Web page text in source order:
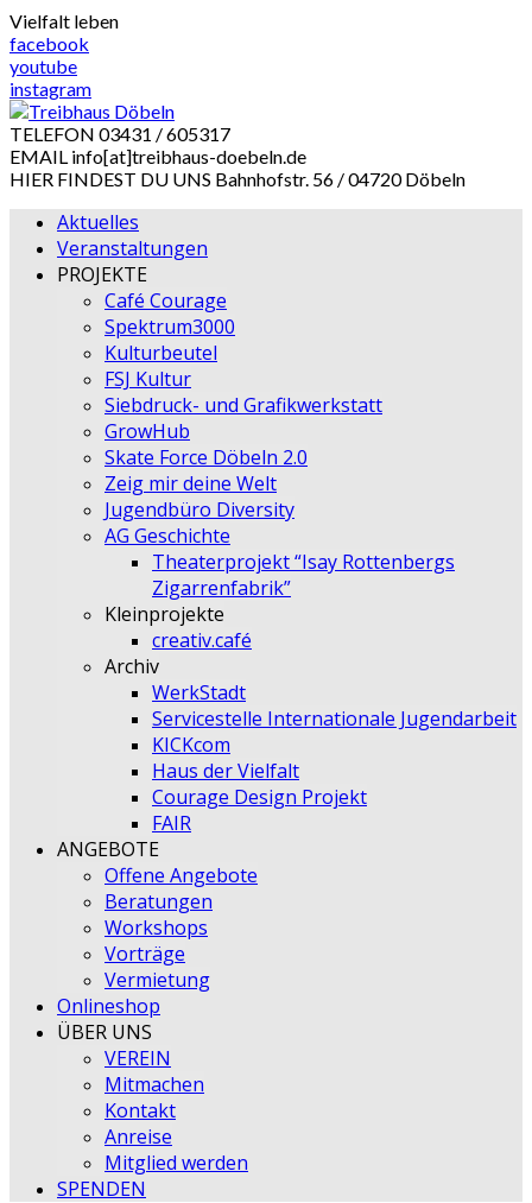
Skip
to
content
Vielfalt leben
facebook
youtube
instagram
TELEFON 03431 / 605317
EMAIL info[at]treibhaus-doebeln.de
HIER FINDEST DU UNS Bahnhofstr. 56 / 04720 Döbeln
Aktuelles
Veranstaltungen
PROJEKTE
Café Courage
Spektrum3000
Kulturbeutel
FSJ Kultur
Siebdruck- und Grafikwerkstatt
GrowHub
Skate Force Döbeln 2.0
Zeig mir deine Welt
Jugendbüro Diversity
AG Geschichte
Theaterprojekt “Isay Rottenbergs
Zigarrenfabrik”
Kleinprojekte
creativ.café
Archiv
WerkStadt
Servicestelle Internationale Jugendarbeit
KICKcom
Haus der Vielfalt
Courage Design Projekt
FAIR
ANGEBOTE
Offene Angebote
Beratungen
Workshops
Vorträge
Vermietung
Onlineshop
ÜBER UNS
VEREIN
Mitmachen
Kontakt
Anreise
Mitglied werden
SPENDEN